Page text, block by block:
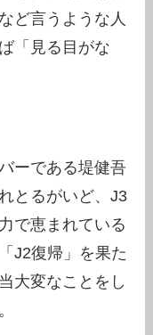
ど言うような人
「見る目がな
ーである堤健吾
とるがいど、J3
で恵まれている
J2復帰」を果た
大変なことをし